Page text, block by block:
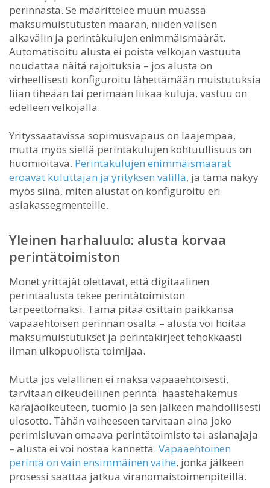
perinnästä. Se määrittelee muun muassa
maksumuistutusten määrän, niiden välisen
aikavälin ja perintäkulujen enimmäismäärät.
Automatisoitu alusta ei poista velkojan vastuuta
noudattaa näitä rajoituksia – jos alusta on
virheellisesti konfiguroitu lähettämään muistutuksia
liian tiheään tai perimään liikaa kuluja, vastuu on
edelleen velkojalla.
Yrityssaatavissa sopimusvapaus on laajempaa,
mutta myös siellä perintäkulujen kohtuullisuus on
huomioitava. Perintäkulujen enimmäismäärät
eroavat kuluttajan ja yrityksen välillä, ja tämä näkyy
myös siinä, miten alustat on konfiguroitu eri
asiakassegmenteille.
Yleinen harhaluulo: alusta korvaa
perintätoimiston
Monet yrittäjät olettavat, että digitaalinen
perintäalusta tekee perintätoimiston
tarpeettomaksi. Tämä pitää osittain paikkansa
vapaaehtoisen perinnän osalta – alusta voi hoitaa
maksumuistutukset ja perintäkirjeet tehokkaasti
ilman ulkopuolista toimijaa.
Mutta jos velallinen ei maksa vapaaehtoisesti,
tarvitaan oikeudellinen perintä: haastehakemus
käräjäoikeuteen, tuomio ja sen jälkeen mahdollisesti
ulosotto. Tähän vaiheeseen tarvitaan aina joko
perimisluvan omaava perintätoimisto tai asianajaja
– alusta ei voi nostaa kannetta. Vapaaehtoinen
perintä on vain ensimmäinen vaihe, jonka jälkeen
prosessi saattaa jatkua viranomaistoimenpiteillä.